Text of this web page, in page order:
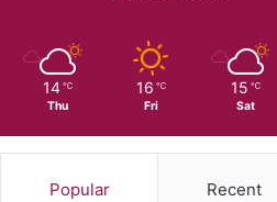
14 ℃
Thu
16 ℃
Fri
15 ℃
Sat
Popular Recent